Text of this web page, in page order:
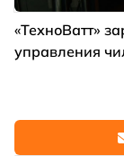
«ТехноВатт»
управления